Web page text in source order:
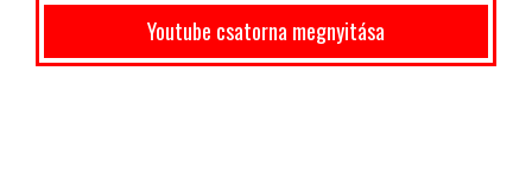
Youtube csatorna megnyitása